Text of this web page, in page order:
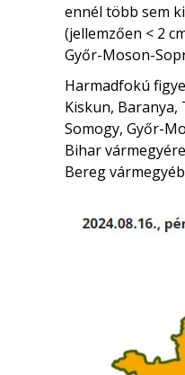
ennél több sem
(jellemzően < 2
Győr-Moson-
Harmadfokú
Kiskun, Baranya,
Somogy, Győr-
Bihar
Bereg